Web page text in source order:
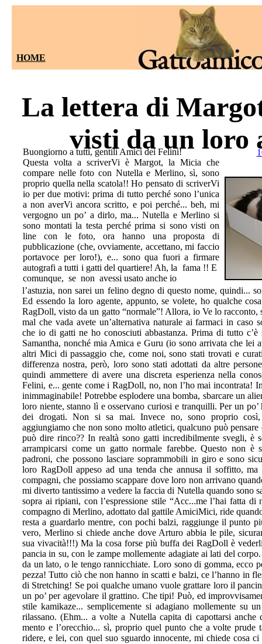
l’astuzia, non sarei un felino degno di questo nome, quindi...
Ed essendo la loro agente, appunto, se volete, ho qualche
RagDoll, visto da un gatto “normale”! Allora, io Ve lo
mal che vada avete un’alternativa naturale ai farmaci in caso
che io di gatti ne ho conosciuti abbastanza. Prima di tutto
Samantha, nonché mia Amica e Guru (io sono arrivata che lei
altri Mici di passaggio che, come noi, sono stati trovati e
differenza nostra, però, loro sono stati adottati da altre
quindi ammettere di avere una discreta esperienza nella
Felini, e... gente come i RagDoll, no, non l’ho mai incontrata!
inimmaginabile! Potrebbe esplodere una bomba, sbarcare un
loro niente, stanno lì e osservano curiosi e tranquilli. Per un po’
dei drogati. Non si sa mai. Invece no, sono proprio
aggiungiamo che non sono molto atletici, qualcuno può pensare
può dire rinco?? In realtà sono gatti incredibilmente svegli, è
arrampicarsi come un gatto normale farebbe. Questo non
padroni, che possono lasciare soprammobili in giro e sono
loro RagDoll appeso ad una tenda che annusa il soffitto,
compagni, che possiamo scappare dove loro non arrivano
mi diverto tantissimo a vedere la faccia di Nutella quando sono
sopra ai ripiani, con l’espressione stile “Acc...me l’hai fatta
compagno di Merlino, adottato dal gattile AmiciMici, ride
resta a guardarlo mentre, con pochi balzi, raggiunge il punto
vero, Merlino si chiede anche dove Arturo abbia le pile,
sua vivacità!!!) Ma la cosa forse più buffa dei RagDoll è
pancia in su, con le zampe mollemente adagiate ai lati del
da un lato, o le tengo rannicchiate. Loro sono di gomma, ecco
pezza! Tutto ciò che non hanno in scatti e balzi, ce l’hanno in
di Stretching! Se poi qualche umano vuole grattare loro il
un po’ per agevolare il grattino. Che tipi! Può, ed
stile kamikaze... semplicemente si adagiano mollemente su
rilassano. (Ehm... a volte a Nutella capita di capottarsi anche
mento e l’orecchio... sì, proprio quel punto che a volte
ridere, e lei, con quel suo sguardo innocente, mi chiede cosa
HOME
La lettera di
visti da un loro
Buongiorno a tutti, gentili Amici dei Felini!
Questa volta a scriverVi è Margot, la Micia che
compare nelle foto con Nutella e Merlino, sì, sono
proprio quella nella scatola!! Ho pensato di scriverVi
io per due motivi: prima di tutto perché sono l’unica
a non averVi ancora scritto, e poi perché... beh, mi
vergogno un po’ a dirlo, ma... Nutella e Merlino si
sono montati la testa perché prima si sono visti on
line con le foto, ora hanno una proposta di
pubblicazione (che, ovviamente, accettano, mi faccio
portavoce per loro!), e... sono qua fuori a firmare
autografi a tutti i gatti del quartiere! Ah, la fama !! E
comunque, se non avessi usato anche io